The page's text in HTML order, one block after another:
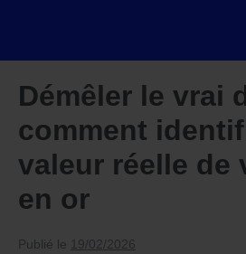
contenu
Démêler le vrai
comment
valeur réelle de
en or
Publié le 19/02/2026